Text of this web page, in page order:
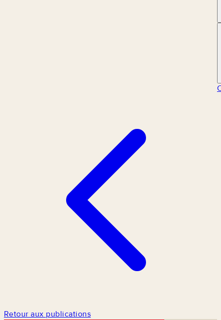
Retour aux publications